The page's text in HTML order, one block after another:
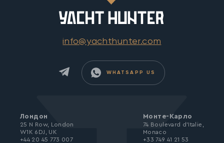
info@yachthunter.com
WHATSAPP US
Лондон
25 N Row, London
W1K 6DJ, UK
+44 20 45 773 007
Монте-Карло
74 Boulevard d’Italie,
Monaco
+33 749 41 21 53